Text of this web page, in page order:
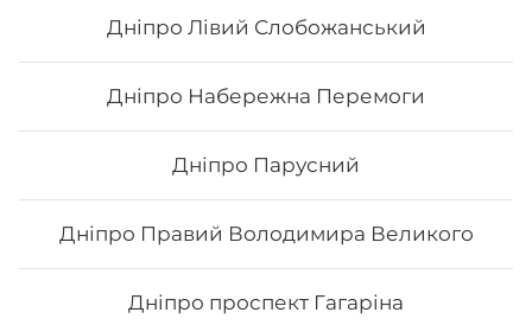
Дніпро Лівий Слобожанський
Дніпро Набережна Перемоги
Дніпро Парусний
Дніпро Правий Володимира Великого
Дніпро проспект Гагаріна
Сет "Від Шефа"
Вага: 1450 г Склад: рол гриль голд, авокадо рол з
чіз рол, футумак зі смаженим тунцем
862₴